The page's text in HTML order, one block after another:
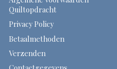
Quiltopdracht
Privacy Policy
Betaalmethoden
Verzenden